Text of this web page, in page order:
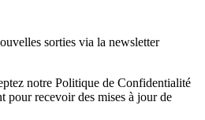
sorties via la newsletter
notre Politique de Confidentialité
pour recevoir des mises à jour de